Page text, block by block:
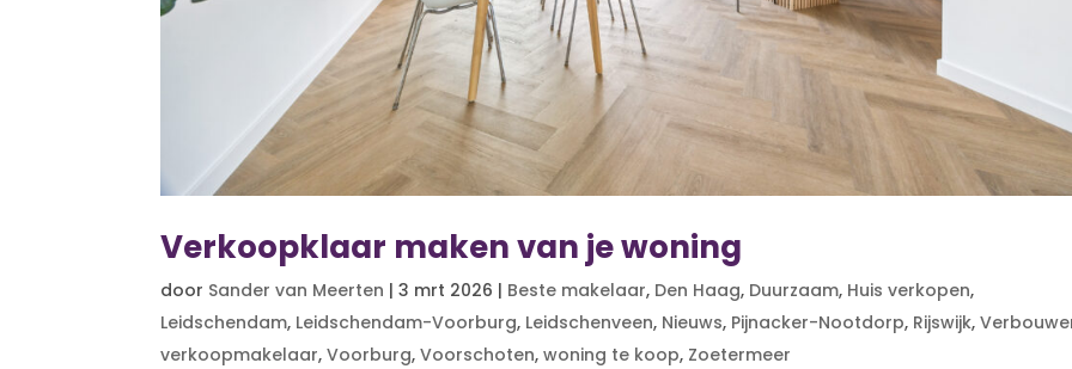
Verkoopklaar maken van je woning
door Sander van Meerten |3 mrt 2026 | Beste makelaar, Den Haag, Duurzaam, Huis verkopen,
Leidschendam, Leidschendam-Voorburg, Leidschenveen, Nieuws, Pijnacker-Nootdorp, Rijswijk,
verkoopmakelaar,Voorburg,Voorschoten,woning te koop, Zoetermeer